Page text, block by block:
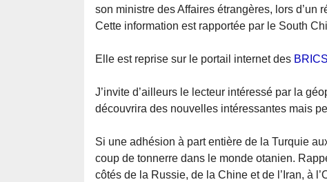
son ministre des Affaires étrangères, lors d’un
Cette information est rapportée par le South
Elle est reprise sur le portail internet des
J’invite d’ailleurs le lecteur intéressé par la
découvrira des nouvelles intéressantes mais
Si une adhésion à part entière de la Turquie
coup de tonnerre dans le monde otanien.
côtés de la Russie, de la Chine et de l’Iran, à